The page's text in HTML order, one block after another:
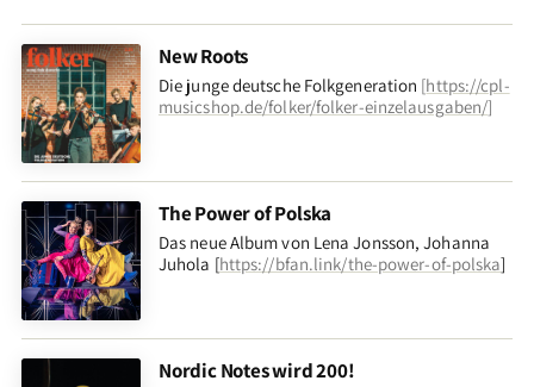
New Roots
Die junge deutsche Folkgeneration [https://cpl-
musicshop.de/folker/folker-einzelausgaben/]
The Power of Polska
Das neue Album von Lena Jonsson, Johanna
Juhola [https://bfan.link/the-power-of-polska]
Nordic Notes wird 200!